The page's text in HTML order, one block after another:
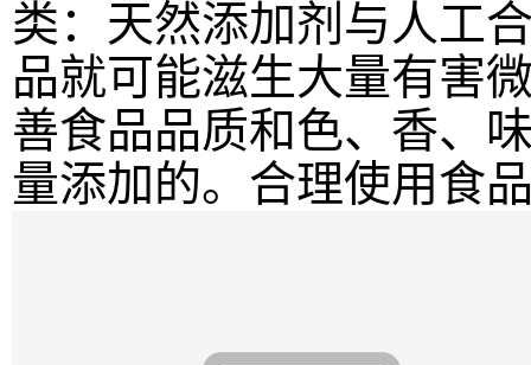
类：天然添加剂与人工
品就可能滋生大量有害
善食品品质和色、香、
量添加的。合理使用食